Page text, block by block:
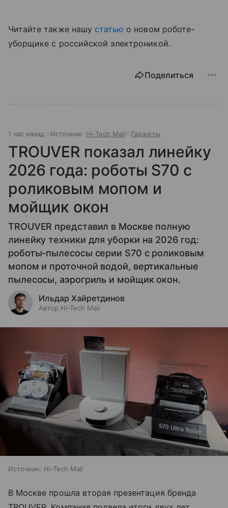
Читайте также нашу статью о новом роботе-
уборщике с российской электроникой.
Поделиться
1 час назад Источник: Hi-Tech Mail Гаджеты
TROUVER показал линейку
2026 года: роботы S70 с
роликовым мопом и
мойщик окон
TROUVER представил в Москве полную
линейку техники для уборки на 2026 год:
роботы-пылесосы серии S70 с роликовым
мопом и проточной водой, вертикальные
пылесосы, аэрогриль и мойщик окон.
Ильдар Хайретдинов
Автор Hi-Tech Mail
Источник: Hi-Tech Mail
В Москве прошла вторая презентация бренда